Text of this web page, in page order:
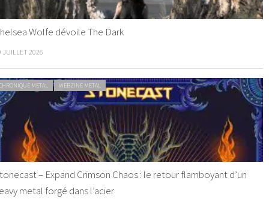
Wolfe dévoile The Dark
JUILLET 2026
METAL WEBZINE METAL
– Expand Crimson Chaos : le retour flamboyant d’un
metal forgé dans l’acier